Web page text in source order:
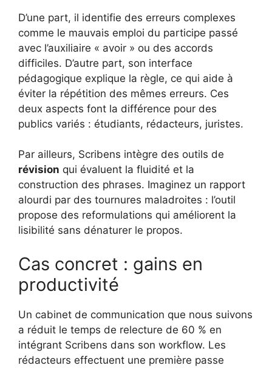
D’une part, il identifie des erreurs complexes
comme le mauvais emploi du participe passé
avec l’auxiliaire « avoir » ou des accords
difficiles. D’autre part, son interface
pédagogique explique la règle, ce qui aide à
éviter la répétition des mêmes erreurs. Ces
deux aspects font la différence pour des
publics variés : étudiants, rédacteurs, juristes.
Par ailleurs, Scribens intègre des outils de
révision qui évaluent la fluidité et la
construction des phrases. Imaginez un rapport
alourdi par des tournures maladroites : l’outil
propose des reformulations qui améliorent la
lisibilité sans dénaturer le propos.
Cas concret : gains en
productivité
Un cabinet de communication que nous suivons
a réduit le temps de relecture de 60 % en
intégrant Scribens dans son workflow. Les
rédacteurs effectuent une première passe